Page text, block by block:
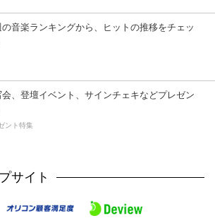
の音楽ランキングから、ヒットの推移をチェッ
会、登壇イベント、サインチェキなどプレゼン
ント特集
サイト